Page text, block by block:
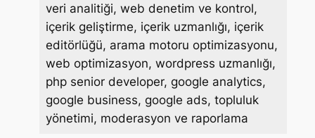
veri analitiği, web denetim ve kontrol,
içerik geliştirme, içerik uzmanlığı, içerik
editörlüğü, arama motoru optimizasyonu,
web optimizasyon, wordpress uzmanlığı,
php senior developer, google analytics,
google business, google ads, topluluk
yönetimi, moderasyon ve raporlama